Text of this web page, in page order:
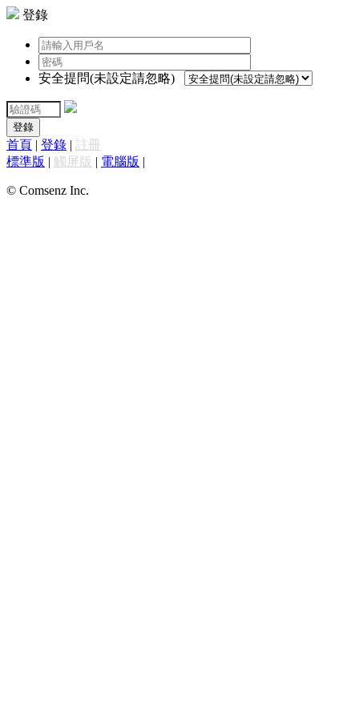
登錄
安全提問(未設定請忽略)
登錄
首頁 | 登錄 | 註冊
標準版 | 觸屏版 | 電腦版 |
© Comsenz Inc.